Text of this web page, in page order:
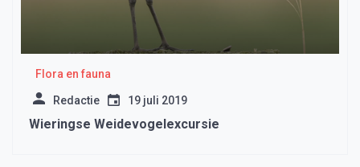
Flora en fauna
Redactie 19 juli 2019
Wieringse Weidevogelexcursie